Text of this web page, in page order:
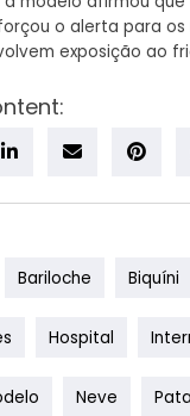
o alerta para os
exposição ao
Bariloche Biquíni
Hospital
Neve